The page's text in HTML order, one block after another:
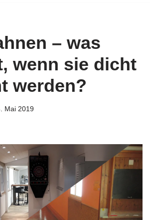
– was
wenn sie dicht
werden?
Mai 2019